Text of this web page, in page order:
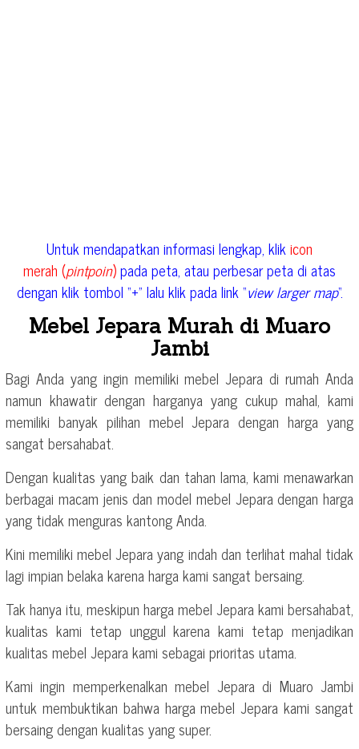
Untuk mendapatkan informasi lengkap, klikicon
merah (pintpoin)pada peta, atau perbesar peta di atas
dengan klik tombol “+” lalu klik pada link “view larger map“.
Mebel Jepara Murah di Muaro
Jambi
Bagi Anda yang ingin memiliki mebel Jepara di rumah Anda
namun khawatir dengan harganya yang cukup mahal, kami
memiliki banyak pilihan mebel Jepara dengan harga yang
sangat bersahabat.
Dengan kualitas yang baik dan tahan lama, kami menawarkan
berbagai macam jenis dan model mebel Jepara dengan harga
yang tidak menguras kantong Anda.
Kini memiliki mebel Jepara yang indah dan terlihat mahal tidak
lagi impian belaka karena harga kami sangat bersaing.
Tak hanya itu, meskipun harga mebel Jepara kami bersahabat,
kualitas kami tetap unggul karena kami tetap menjadikan
kualitas mebel Jepara kami sebagai prioritas utama.
Kami ingin memperkenalkan mebel Jepara di Muaro Jambi
untuk membuktikan bahwa harga mebel Jepara kami sangat
bersaing dengan kualitas yang super.